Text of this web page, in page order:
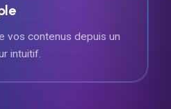
vos contenus depuis un
intuitif.